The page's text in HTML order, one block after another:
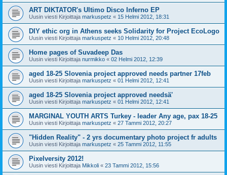
ART DIKTATOR's Ultimo Disco Inferno EP
Uusin viesti Kirjoittaja markuspetz « 15 Helmi 2012, 18:31
DIY ethic org in Athens seeks Solidarity for Project EcoLogo
Uusin viesti Kirjoittaja markuspetz « 10 Helmi 2012, 20:48
Home pages of Suvadeep Das
Uusin viesti Kirjoittaja nurmikko « 02 Helmi 2012, 12:39
aged 18-25 Slovenia project approved needs partner 17feb
Uusin viesti Kirjoittaja markuspetz « 01 Helmi 2012, 12:41
aged 18-25 Slovenia project approved needsä'
Uusin viesti Kirjoittaja markuspetz « 01 Helmi 2012, 12:41
MARGINAL YOUTH ARTS Turkey - leader Any age, pax 18-25
Uusin viesti Kirjoittaja markuspetz « 27 Tammi 2012, 20:27
"Hidden Reality" - 2 yrs documentary photo project fr adults
Uusin viesti Kirjoittaja markuspetz « 25 Tammi 2012, 11:55
Pixelversity 2012!
Uusin viesti Kirjoittaja Mikkoli « 23 Tammi 2012, 15:56